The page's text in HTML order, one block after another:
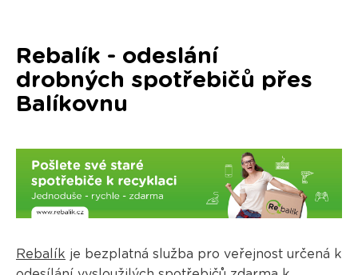
Rebalík - odeslání
drobných spotřebičů přes
Balíkovnu
Rebalík je bezplatná služba pro veřejnost určená k